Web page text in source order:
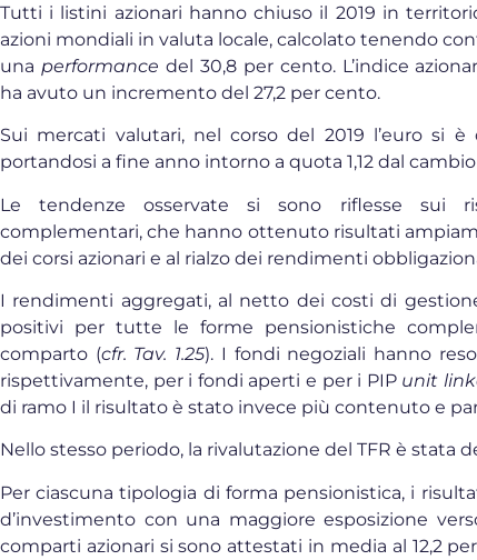
Tutti i listini azionari hanno chiuso il 2019 in
azioni mondiali in valuta locale, calcolato tenendo
una performance del 30,8 per cento. L’indice
ha avuto un incremento del 27,2 per cento.
Sui mercati valutari, nel corso del 2019 l’euro si
portandosi a fine anno intorno a quota 1,12 dal cambio
Le tendenze osservate si sono riflesse sui
complementari, che hanno ottenuto risultati
dei corsi azionari e al rialzo dei rendimenti
I rendimenti aggregati, al netto dei costi di
positivi per tutte le forme pensionistiche
comparto (cfr. Tav. 1.25). I fondi negoziali hanno
rispettivamente, per i fondi aperti e per i PIP unit
di ramo I il risultato è stato invece più contenuto e
Nello stesso periodo, la rivalutazione del TFR è stata
Per ciascuna tipologia di forma pensionistica, i
d’investimento con una maggiore esposizione
comparti azionari si sono attestati in media al 12,2